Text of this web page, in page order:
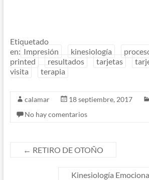
Etiquetado
en: Impresión kinesiología
printed
resultados tarjetas
visita
terapia
calamar 18 septiembre, 2017
No hay comentarios
← RETIRO DE OTOÑO
Kinesiología